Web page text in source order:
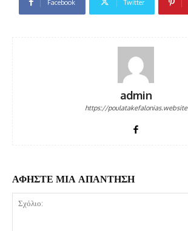
Facebook Twitter
admin
https://poulatakefalonias.website
ΑΦΗΣΤΕ ΜΙΑ ΑΠΑΝΤΗΣΗ